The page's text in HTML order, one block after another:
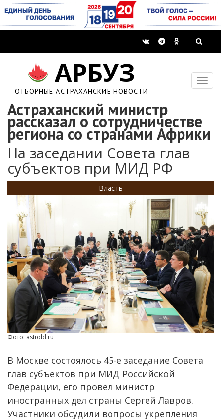
АРБУЗ
ОТБОРНЫЕ АСТРАХАНСКИЕ НОВОСТИ
Астраханский министр
рассказал о сотрудничестве
региона со странами Африки
На заседании Совета глав
субъектов при МИД РФ
Власть
Фото: astrobl.ru
В Москве состоялось 45-е заседание Совета
глав субъектов при МИД Российской
Федерации, его провел министр
иностранных дел страны Сергей Лавров.
Участники обсудили вопросы укрепления